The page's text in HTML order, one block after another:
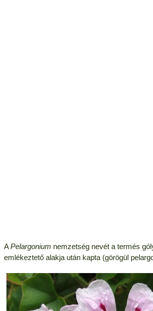
APelargonium nemzetség nevét a termés
emlékeztető alakja után kapta (görögül